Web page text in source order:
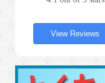
View Reviews